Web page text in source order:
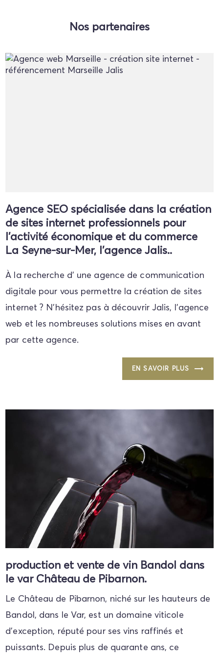
Nos partenaires
Agence SEO spécialisée dans la création
de sites internet professionnels pour
l'activité économique et du commerce
La Seyne-sur-Mer, l'agence Jalis..
À la recherche d’ une agence de communication
digitale pour vous permettre la création de sites
internet ? N’hésitez pas à découvrir Jalis, l’agence
web et les nombreuses solutions mises en avant
par cette agence.
EN SAVOIR PLUS
production et vente de vin Bandol dans
le var Château de Pibarnon.
Le Château de Pibarnon, niché sur les hauteurs de
Bandol, dans le Var, est un domaine viticole
d'exception, réputé pour ses vins raffinés et
puissants. Depuis plus de quarante ans, ce